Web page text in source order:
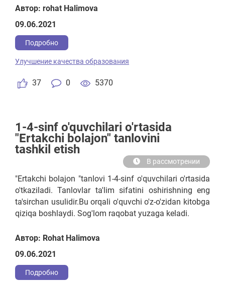
bersin. Baholashni alohida boshqa tashkilot amalga
oshirishi kerak.Har olti oyda yoki bir yilda.Bunda ota-
tomonidan bloktestlar olinsa ham bo'ladi.
Автор: rohat Halimova
09.06.2021
Подробно
37 0 5370
Улучшение качества образования
1-4-sinf o'quvchilari o'rtasida
"Ertakchi bolajon" tanlovini
tashkil etish
В рассмотрении
"Ertakchi bolajon "tanlovi 1-4-sinf o'quvchilari o'rtasida
o'tkaziladi. Tanlovlar ta'lim sifatini oshirishning eng
ta'sirchan usulidir.Bu orqali o'quvchi o'z-o'zidan kitobga
qiziqa boshlaydi. Sog'lom raqobat yuzaga keladi.
Автор: Rohat Halimova
09.06.2021
Подробно